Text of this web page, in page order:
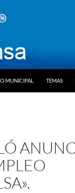
MUNICIPAL
TEMAS